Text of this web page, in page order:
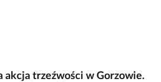
akcja trzeźwości w Gorzowie.